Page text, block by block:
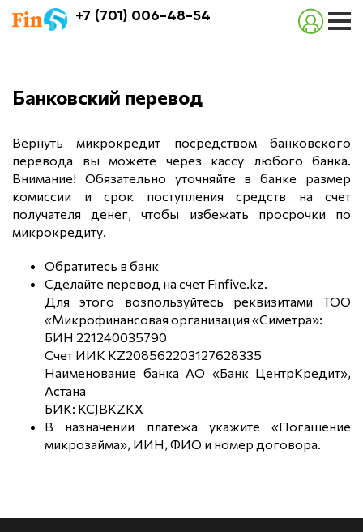
+7 (701) 006-48-54
Банковский перевод
Вернуть микрокредит посредством банковского
перевода вы можете через кассу любого банка.
Внимание! Обязательно уточняйте в банке размер
комиссии и срок поступления средств на счет
получателя денег, чтобы избежать просрочки по
микрокредиту.
Обратитесь в банк
Сделайте перевод на счет Finfive.kz.
Для этого возпользуйтесь реквизитами ТОО
«Микрофинансовая организация «Симетра»:
БИН 221240035790
Счет ИИК KZ208562203127628335
Наименование банка АО «Банк ЦентрКредит»,
Астана
БИК: KCJBKZKX
В назначении платежа укажите «Погашение
микрозайма», ИИН, ФИО и номер договора.